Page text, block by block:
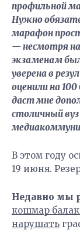
профильной
Нужно
марафон
— несмотря
экзаменам
уверена в
оценили на
даст мне
столичный
В этом году
19 июня.
Недавно мы
кошмар
нарушать